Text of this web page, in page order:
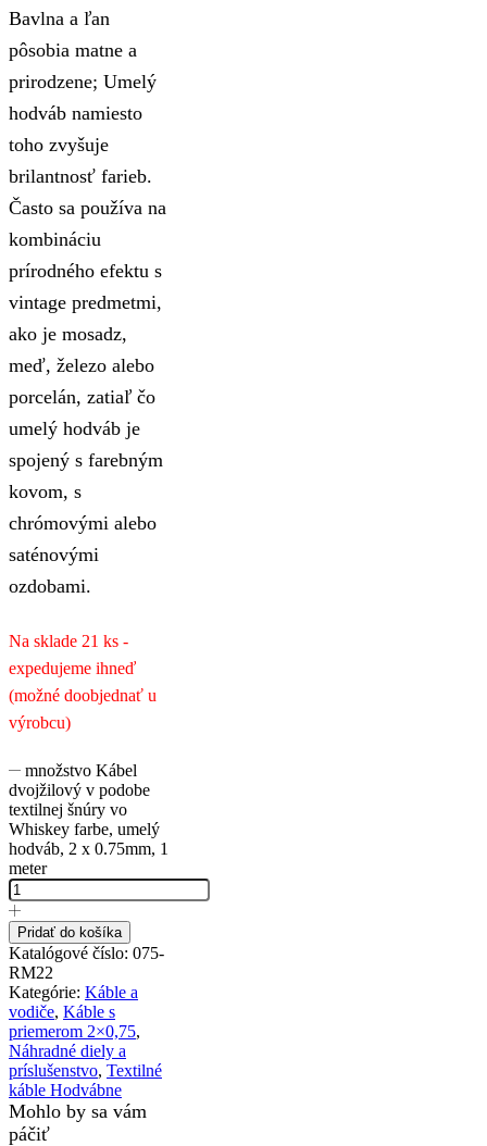
Bavlna a ľan
pôsobia matne a
prirodzene; Umelý
hodváb namiesto
toho zvyšuje
brilantnosť farieb.
Často sa používa na
kombináciu
prírodného efektu s
vintage predmetmi,
ako je mosadz,
meď, železo alebo
porcelán, zatiaľ čo
umelý hodváb je
spojený s farebným
kovom, s
chrómovými alebo
saténovými
ozdobami.
Na sklade 21 ks -
expedujeme ihneď
(možné doobjednať u
výrobcu)
množstvo Kábel
dvojžilový v podobe
textilnej šnúry vo
Whiskey farbe, umelý
hodváb, 2 x 0.75mm, 1
meter
Pridať do košíka
Katalógové číslo: 075-
RM22
Kategórie: Káble a
vodiče, Káble s
priemerom 2×0,75,
Náhradné diely a
príslušenstvo, Textilné
káble Hodvábne
Mohlo by sa vám
páčiť